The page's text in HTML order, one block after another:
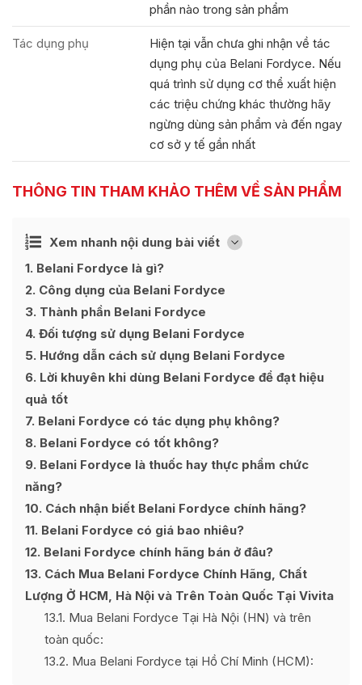
phần nào trong sản phẩm
Tác dụng phụ
Hiện tại vẫn chưa ghi nhận về tác
dụng phụ của Belani Fordyce. Nếu
quá trình sử dụng cơ thể xuất hiện
các triệu chứng khác thường hãy
ngừng dùng sản phẩm và đến ngay
cơ sở y tế gần nhất
THÔNG TIN THAM KHẢO THÊM VỀ SẢN PHẨM
Xem nhanh nội dung bài viết [
Ẩn
1 Belani Fordyce là gì?
2 Công dụng của Belani Fordyce
3 Thành phần Belani Fordyce
4 Đối tượng sử dụng Belani Fordyce
5 Hướng dẫn cách sử dụng Belani Fordyce
6 Lời khuyên khi dùng Belani Fordyce để đạt hiệu
quả tốt
7 Belani Fordyce có tác dụng phụ không?
8 Belani Fordyce có tốt không?
9 Belani Fordyce là thuốc hay thực phẩm chức
năng?
10 Cách nhận biết Belani Fordyce chính hãng?
11 Belani Fordyce có giá bao nhiêu?
12 Belani Fordyce chính hãng bán ở đâu?
13 Cách Mua Belani Fordyce Chính Hãng, Chất
Lượng Ở HCM, Hà Nội và Trên Toàn Quốc Tại Vivita
13.1 Mua Belani Fordyce Tại Hà Nội (HN) và trên
toàn quốc:
13.2 Mua Belani Fordyce tại Hồ Chí Minh (HCM):